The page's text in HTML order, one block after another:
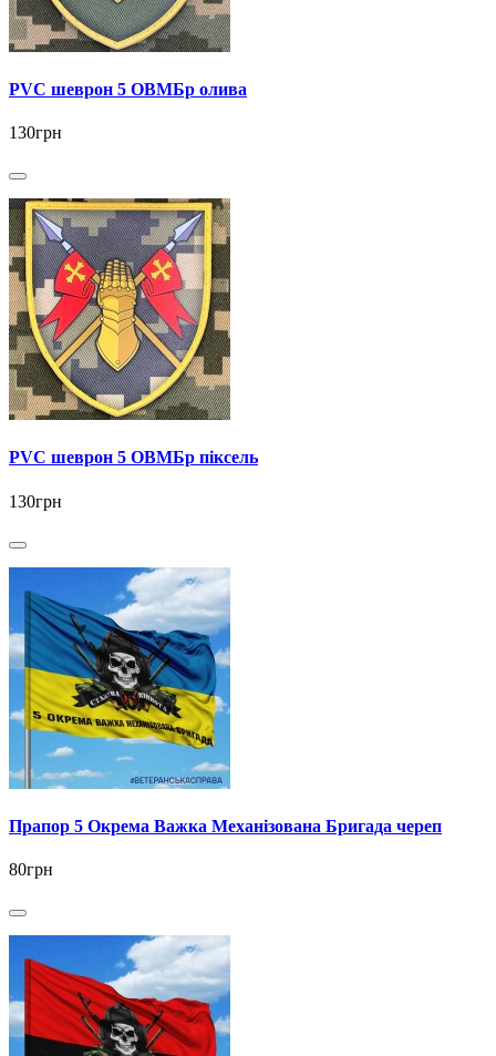
PVC шеврон 5 ОВМБр олива
130грн
PVC шеврон 5 ОВМБр піксель
130грн
Прапор 5 Окрема Важка Механізована Бригада череп
80грн